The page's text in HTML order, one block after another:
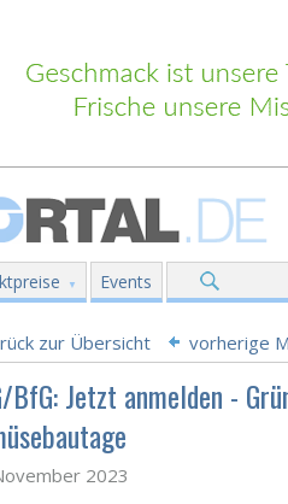
Events
zur Übersicht vorherige
BfG: Jetzt anmelden -
2023